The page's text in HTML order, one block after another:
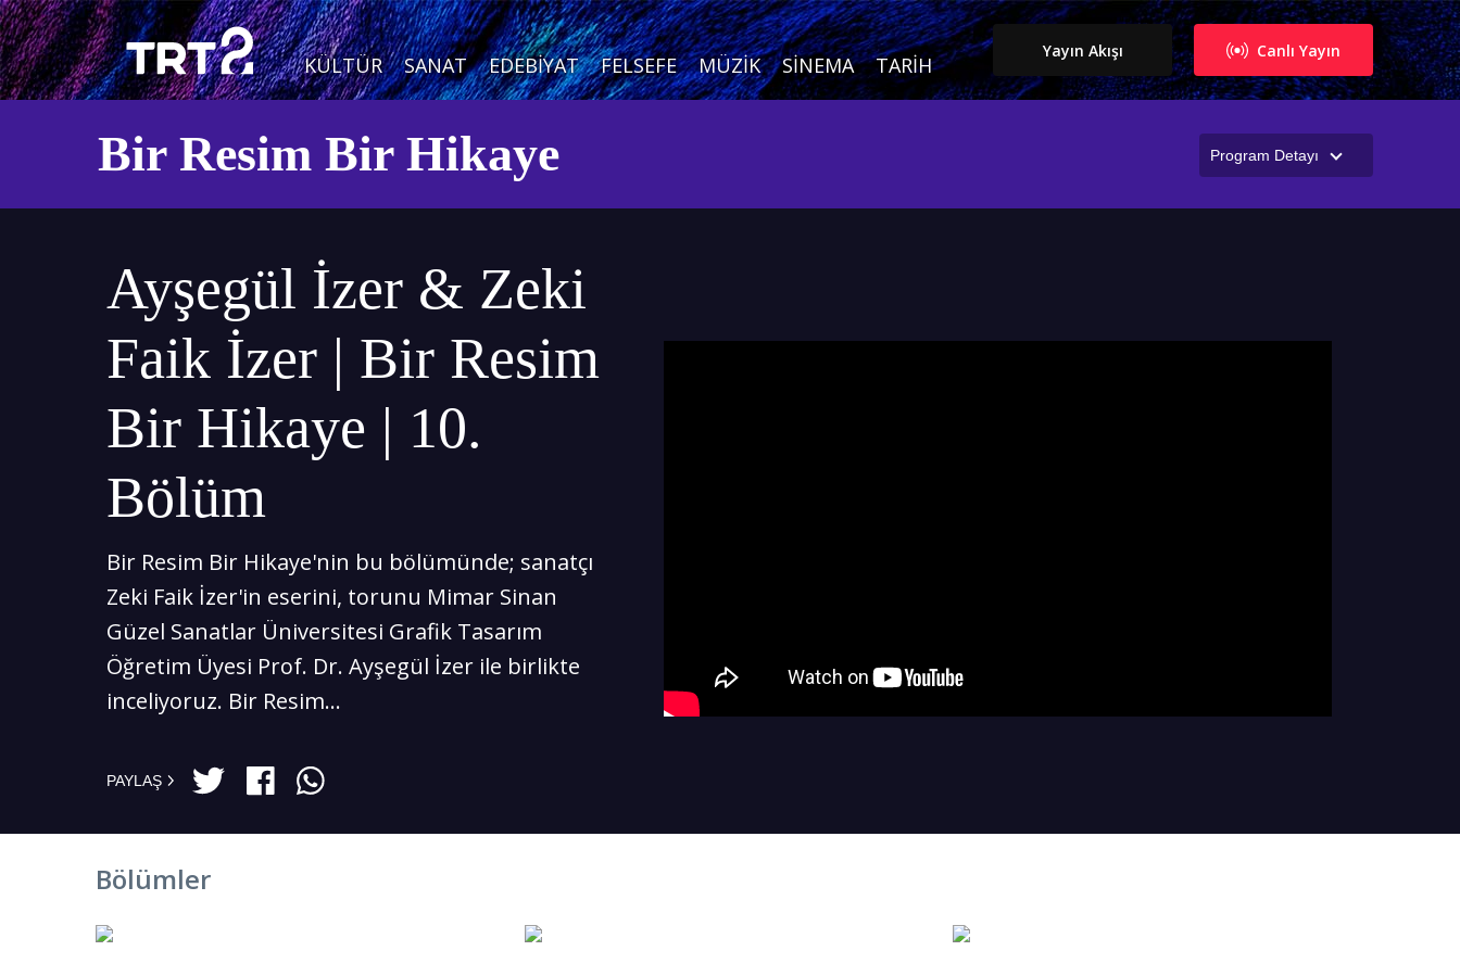
KÜLTÜR SANAT EDEBIYAT FELSEFE MÜZIK SINEMA TARIH
Canlı Yayın
Yayın Akışı
Program Detayı
Bir Resim Bir Hikaye
Ayşegül İzer & Zeki
Faik İzer | Bir Resim
Bir Hikaye | 10.
Bölüm
Bir Resim Bir Hikaye'nin bu bölümünde; sanatçı
Zeki Faik İzer'in eserini, torunu Mimar Sinan
Güzel Sanatlar Üniversitesi Grafik Tasarım
Öğretim Üyesi Prof. Dr. Ayşegül İzer ile birlikte
inceliyoruz. Bir Resim...
PAYLAŞ
Bölümler